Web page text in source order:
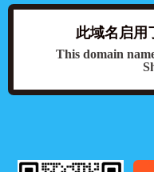
此域名启用
This domain